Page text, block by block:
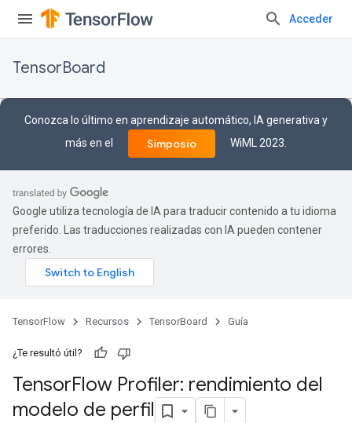
Acceder
TensorBoard
Conozca lo último en aprendizaje automático, IA generativa y
más en el
Simposio WiML 2023.
Google utiliza tecnología de IA para traducir contenido a tu idioma
preferido. Las traducciones realizadas con IA pueden contener
errores.
TensorFlow Recursos TensorBoard Guía
¿Te resultó útil?
TensorFlow Profiler: rendimiento del
modelo de perfil